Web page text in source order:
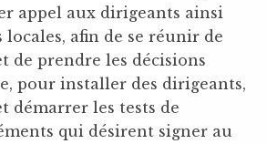
appel aux dirigeants ainsi
locales, afin de se réunir de
de prendre les décisions
pour installer des dirigeants,
démarrer les tests de
qui désirent signer au